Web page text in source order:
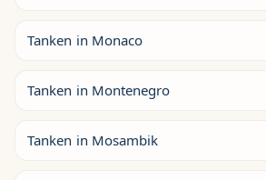
Tanken in Monaco
Tanken in Montenegro
Tanken in Mosambik